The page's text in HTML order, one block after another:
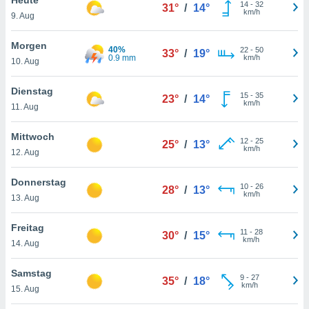
oder
Partner
es uns
das
der
Profil zu
Ihnen
finden
. Sie
jederzeit
Rand
9. Aug
31° / 14° 14- 32
km/h
Morgen
10. Aug
40%
0.9 mm
33° / 19° 22- 50
km/h
Dienstag
11. Aug
23° / 14° 15- 35
km/h
Mittwoch
12. Aug
25° / 13° 12- 25
km/h
Donnerstag
13. Aug
28° / 13° 10- 26
km/h
Freitag
14. Aug
30° / 15° 11 - 28
km/h
Samstag
15. Aug
35° / 18° 9- 27
km/h